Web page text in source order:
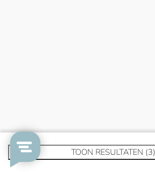
TOON RESULTATEN (3)